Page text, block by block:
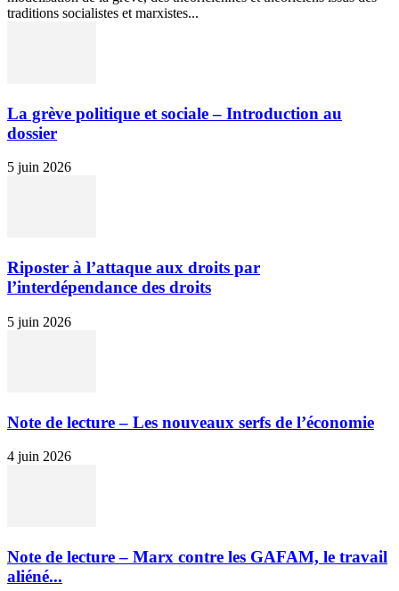
traditions socialistes et marxistes...
La grève politique et sociale – Introduction au
dossier
5 juin 2026
Riposter à l’attaque aux droits par
l’interdépendance des droits
5 juin 2026
Note de lecture – Les nouveaux serfs de l’économie
4 juin 2026
Note de lecture – Marx contre les GAFAM, le travail
aliéné...